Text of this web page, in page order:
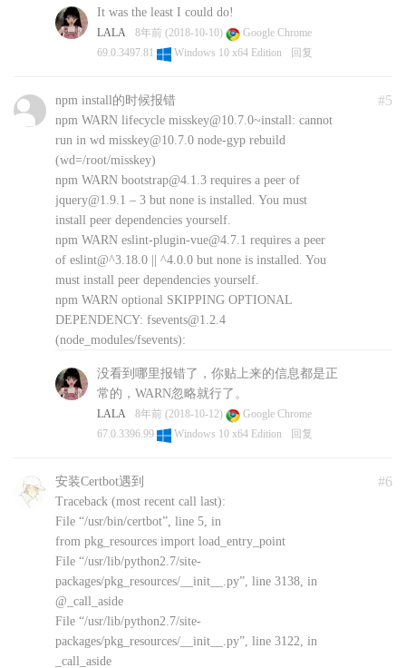
It was the least I could do!
LALA 8年前 (2018-10-10)
Google Chrome
69.0.3497.81
Windows 10 x64 Edition 回复
#5
npm install的时候报错
npm WARN lifecycle misskey@10.7.0~install: cannot
run in wd misskey@10.7.0 node-gyp rebuild
(wd=/root/misskey)
npm WARN bootstrap@4.1.3 requires a peer of
jquery@1.9.1 – 3 but none is installed. You must
install peer dependencies yourself.
npm WARN eslint-plugin-vue@4.7.1 requires a peer
of eslint@^3.18.0 || ^4.0.0 but none is installed. You
must install peer dependencies yourself.
npm WARN optional SKIPPING OPTIONAL
DEPENDENCY: fsevents@1.2.4
(node_modules/fsevents):
DEPENDENCY: Unsupported platform for
fsevents@1.2.4: wanted {“os”:”darwin”,”arch”:”any”}
(current: {“os”:”linux”,”arch”:”x64″})
8年前 (2018-10-11)
Google Chrome 69.0.3497.100
没看到哪里报错了，你贴上来的信息都是正
常的，WARN忽略就行了。
LALA 8年前 (2018-10-12)
Google Chrome
67.0.3396.99
Windows 10 x64 Edition 回复
#6
安装Certbot遇到
Traceback (most recent call last):
File “/usr/bin/certbot”, line 5, in
from pkg_resources import load_entry_point
File “/usr/lib/python2.7/site-
packages/pkg_resources/__init__.py”, line 3138, in
@_call_aside
File “/usr/lib/python2.7/site-
packages/pkg_resources/__init__.py”, line 3122, in
_call_aside